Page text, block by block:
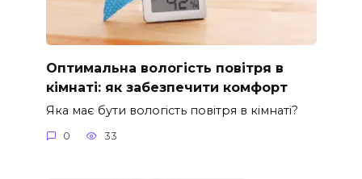
Оптимальна вологість повітря в
кімнаті: як забезпечити комфорт
Яка має бути вологість повітря в кімнаті?
0 33